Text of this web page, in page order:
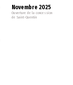
Novembre 2025
Ouverture de la concession
de Saint-Quentin